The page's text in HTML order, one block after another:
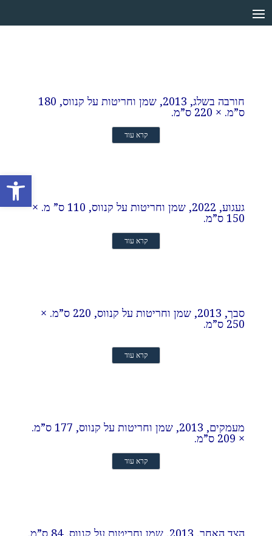
Open toolbar
חורבה בשלג, 2013, שמן וחריטות על קנווס, 180
ס”מ. × 220 ס”מ.
קרא עוד
געגוע, 2022, שמן וחריטות על קנווס, 110 ס” מ. ×
150 ס”מ.
קרא עוד
סבך, 2013, שמן וחריטות על קנווס, 220 ס”מ. ×
250 ס”מ.
קרא עוד
מעמקים, 2013, שמן וחריטות על קנווס, 177 ס”מ.
× 209 ס”מ.
קרא עוד
הצד האחר, 2013, שמן וחריטות על קנווס, 84 ס”מ.